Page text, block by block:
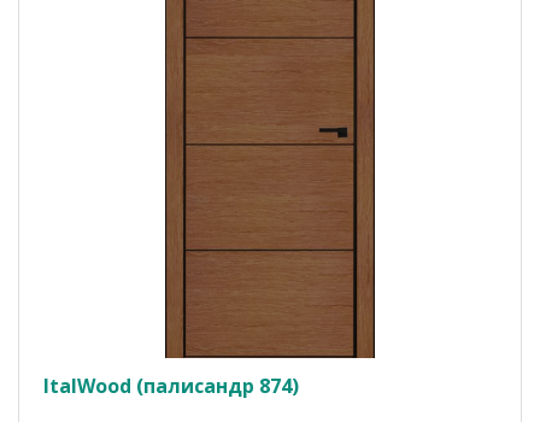
ItalWood (палисандр 874)